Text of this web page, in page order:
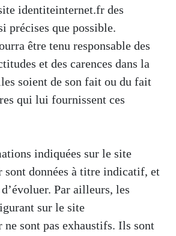
identiteinternet.fr des
précises que possible.
être tenu responsable des
et des carences dans la
soient de son fait ou du fait
qui lui fournissent ces
indiquées sur le site
données à titre indicatif, et
Par ailleurs, les
sur le site
sont pas exhaustifs. Ils sont